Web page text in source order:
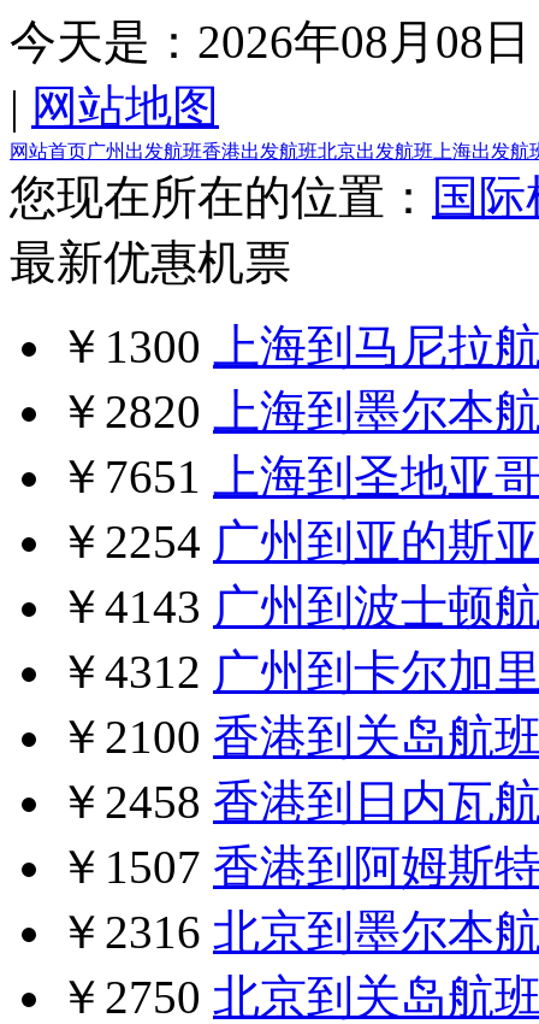
今天是： 2026年08月08日
| 网站地图
网站首页广州出发航班香港出发航班北京出发航班 上海出发航
您现在所在的位置： 国
最新优惠机票
￥1300
上海到马尼拉
￥2820
上海到墨尔本
￥7651
上海到圣地亚
￥2254 广州到亚的斯
￥4143 广州到波士顿
￥4312 广州到卡尔加
￥2100 香港到关岛航
￥2458 香港到日内瓦
￥1507 香港到阿姆斯
￥2316 北京到墨尔本
￥2750 北京到关岛航